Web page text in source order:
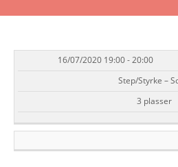
DATO/TID EVENT
16/07/2020 19:00 - 20:00
Step/Styrke –
3 plasser